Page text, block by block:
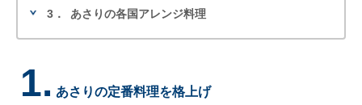
3．
あさりの各国アレンジ料理
1. あさりの定番料理を格上げ